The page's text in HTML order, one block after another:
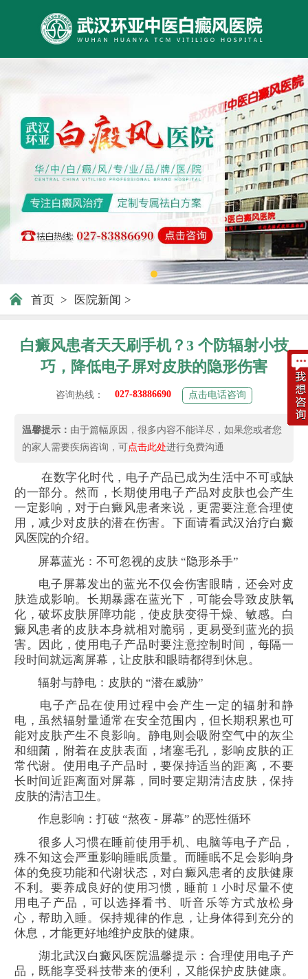
首页 > 医院新闻 >
白癜风患者天天刷手机？3 个防辐射小技
巧，降低电子屏对皮肤的隐形伤害
咨询热线： 027-83886690 点击电话咨询
温馨提示： 由于篇幅原因，很多内容不能详尽，如果您或者您
的家人需要疾病咨询，可点击此处进行免费沟通
在数字化时代，电子产品已成为生活中不可或缺
的一部分。然而，长期使用电子产品对皮肤也会产生
一定影响，对于白癜风患者来说，更需要注意合理使
用，减少对皮肤的潜在伤害。​下面请看武汉治疗白癜
风医院的介绍。
屏幕蓝光：不可忽视的皮肤 “隐形杀手”​
电子屏幕发出的蓝光不仅会伤害眼睛，还会对皮
肤造成影响。长期暴露在蓝光下，可能会导致皮肤氧
化，破坏皮肤屏障功能，使皮肤变得干燥、敏感。白
癜风患者的皮肤本身就相对脆弱，更易受到蓝光的损
害。因此，使用电子产品时要注意控制时间，每隔一
段时间就远离屏幕，让皮肤和眼睛都得到休息。​
辐射与静电：皮肤的 “潜在威胁”​
电子产品在使用过程中会产生一定的辐射和静
电，虽然辐射量通常在安全范围内，但长期积累也可
能对皮肤产生不良影响。静电则会吸附空气中的灰尘
和细菌，附着在皮肤表面，堵塞毛孔，影响皮肤的正
常代谢。使用电子产品时，要保持适当的距离，不要
长时间近距离面对屏幕，同时要定期清洁皮肤，保持
皮肤的清洁卫生。​
作息影响：打破 “熬夜 - 屏幕” 的恶性循环​
很多人习惯在睡前使用手机、电脑等电子产品，
殊不知这会严重影响睡眠质量。而睡眠不足会影响身
体的免疫功能和代谢状态，对白癜风患者的皮肤健康
不利。要养成良好的使用习惯，睡前 1 小时尽量不使
用电子产品，可以选择看书、听音乐等方式放松身
心，帮助入睡。保持规律的作息，让身体得到充分的
休息，才能更好地维护皮肤的健康。​
湖北武汉白癜风医院温馨提示：合理使用电子产
品，既能享受科技带来的便利，又能保护皮肤健康。